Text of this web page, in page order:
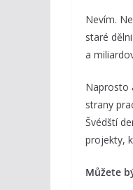
Nevím.
staré
a
Naprosto
strany
Švédští
projekty,
Můžete